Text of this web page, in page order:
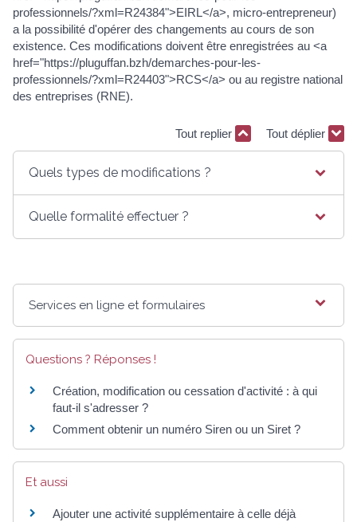
professionnels/?xml=R24384">EIRL</a>, micro-entrepreneur)
a la possibilité d'opérer des changements au cours de son
existence. Ces modifications doivent être enregistrées au <a
href="https://pluguffan.bzh/demarches-pour-les-
professionnels/?xml=R24403">RCS</a> ou au registre national
des entreprises (RNE).
Tout replier Tout déplier
Quels types de modifications ?
Quelle formalité effectuer ?
Services en ligne et formulaires
Questions ? Réponses !
Création, modification ou cessation d'activité : à qui
faut-il s'adresser ?
Comment obtenir un numéro Siren ou un Siret ?
Et aussi
Ajouter une activité supplémentaire à celle déjà